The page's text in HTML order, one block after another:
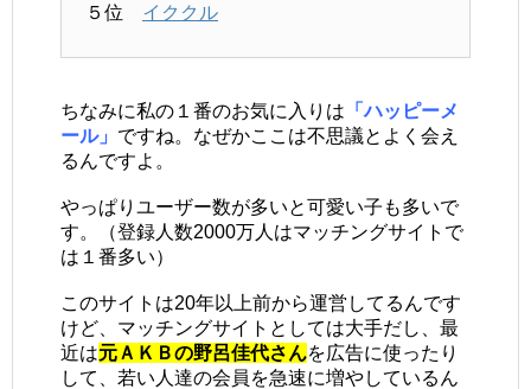
５位 イククル
ちなみに私の１番のお気に入りは 「ハッピーメ
ール」 ですね。なぜかここは不思議とよく会え
るんですよ。
やっぱりユーザー数が多いと可愛い子も多いで
す。（登録人数2000万人はマッチングサイトで
は１番多い）
このサイトは20年以上前から運営してるんです
けど、マッチングサイトとしては大手だし、最
近は元ＡＫＢの野呂佳代さんを広告に使ったり
して、若い人達の会員を急速に増やしているん